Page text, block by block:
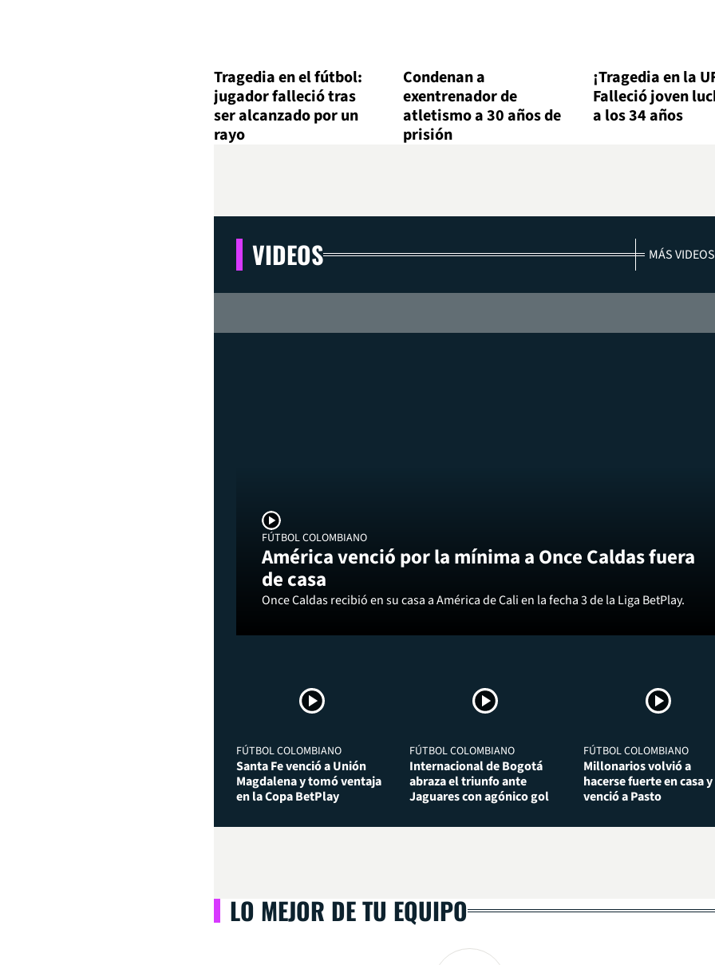
Tragedia en el fútbol:
jugador falleció tras
ser alcanzado por un
rayo
Condenan a
exentrenador de
atletismo a 30 años de
prisión
¡Tragedia en la
Falleció joven
a los 34 años
VIDEOS MÁS VIDEOS
FÚTBOL COLOMBIANO
América venció por la mínima a Once Caldas fuera
de casa
Once Caldas recibió en su casa a América de Cali en la fecha 3 de la Liga BetPlay.
FÚTBOL COLOMBIANO
Santa Fe venció a Unión
Magdalena y tomó ventaja
en la Copa BetPlay
FÚTBOL COLOMBIANO
Internacional de Bogotá
abraza el triunfo ante
Jaguares con agónico gol
FÚTBOL COLOMBIANO
Millonarios volvió a
hacerse fuerte en casa y
venció a Pasto
LO MEJOR DE TU EQUIPO